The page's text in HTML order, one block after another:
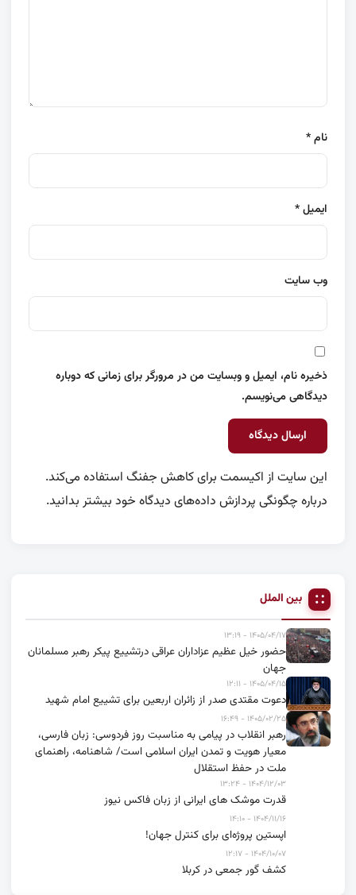
بین الملل
۱۴۰۵/۰۴/۱۷ - ۱۳:۱۹
حضور خیل عظیم عزاداران عراقی درتشییع پیکر رهبر مسلمانان
جهان
۱۴۰۵/۰۴/۱۵ - ۱۲:۱۱
دعوت مقتدی صدر از زائران اربعین برای تشییع امام شهید
۱۴۰۵/۰۲/۲۵ - ۱۶:۴۹
رهبر انقلاب در پیامی به مناسبت روز فردوسی: زبان فارسی،
معیار هویت و تمدن ایران اسلامی است/ شاهنامه، راهنمای
ملت در حفظ استقلال
۱۴۰۴/۱۲/۰۳ - ۱۳:۲۴
قدرت موشک های ایرانی از زبان فاکس نیوز
۱۴۰۴/۱۱/۱۶ - ۱۴:۱۰
اپستین پروژه‌ای برای کنترل جهان!
۱۴۰۴/۱۰/۰۷ - ۱۲:۱۷
کشف گور جمعی در کربلا
نام*
ایمیل*
وب‌ سایت
ذخیره نام، ایمیل و وبسایت من در مرورگر برای زمانی که دوباره
دیدگاهی می‌نویسم.
این سایت از اکیسمت برای کاهش جفنگ استفاده می‌کند.
درباره چگونگی پردازش داده‌های دیدگاه خود بیشتر بدانید.